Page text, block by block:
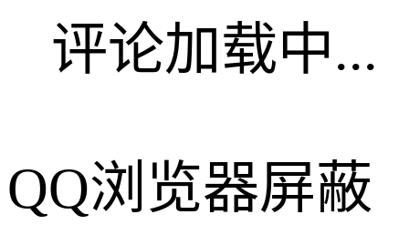
评论加载中...
QQ浏览器屏蔽